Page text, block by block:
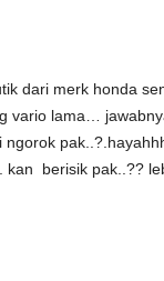
dari merk honda
vario lama…
berisik pak..??